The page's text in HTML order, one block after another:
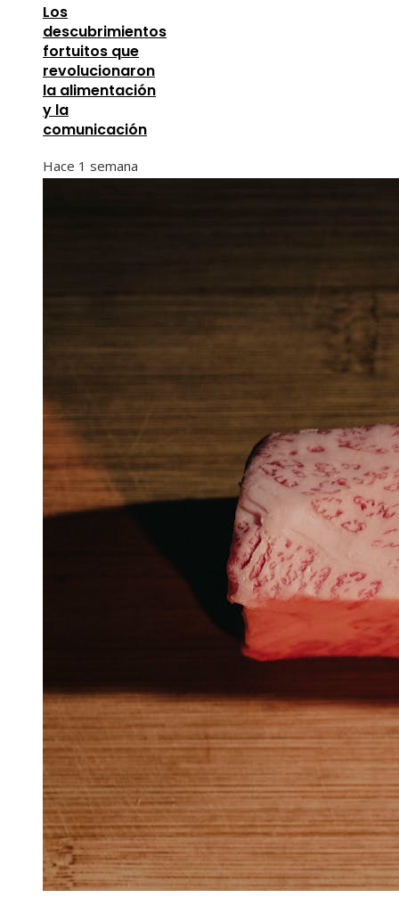
Los
descubrimientos
fortuitos que
revolucionaron
la alimentación
y la
comunicación
Hace 1 semana